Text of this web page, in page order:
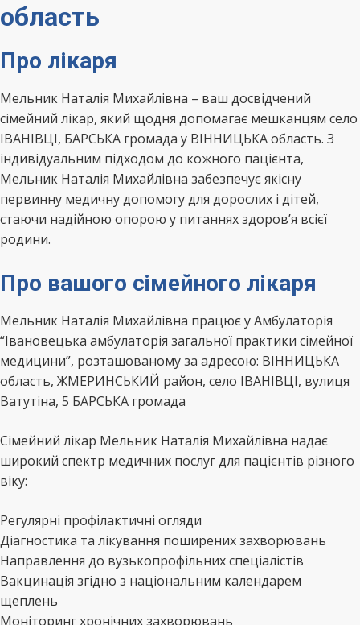
область
Про лікаря
Мельник Наталія Михайлівна – ваш досвідчений
сімейний лікар, який щодня допомагає мешканцям село
ІВАНІВЦІ, БАРСЬКА громада у ВІННИЦЬКА область. З
індивідуальним підходом до кожного пацієнта,
Мельник Наталія Михайлівна забезпечує якісну
первинну медичну допомогу для дорослих і дітей,
стаючи надійною опорою у питаннях здоров’я всієї
родини.
Про вашого сімейного лікаря
Мельник Наталія Михайлівна працює у Амбулаторія
“Івановецька амбулаторія загальної практики сімейної
медицини”, розташованому за адресою: ВІННИЦЬКА
область, ЖМЕРИНСЬКИЙ район, село ІВАНІВЦІ, вулиця
Ватутіна, 5 БАРСЬКА громада
Сімейний лікар Мельник Наталія Михайлівна надає
широкий спектр медичних послуг для пацієнтів різного
віку:
Регулярні профілактичні огляди
Діагностика та лікування поширених захворювань
Направлення до вузькопрофільних спеціалістів
Вакцинація згідно з національним календарем
щеплень
Моніторинг хронічних захворювань